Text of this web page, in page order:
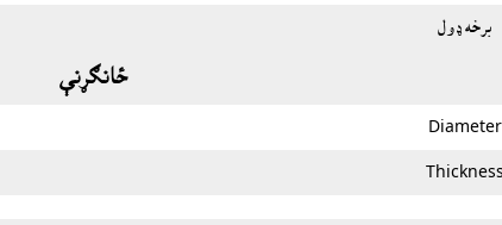
برخه ډول
ځانګړنې
Diameter
Thickness